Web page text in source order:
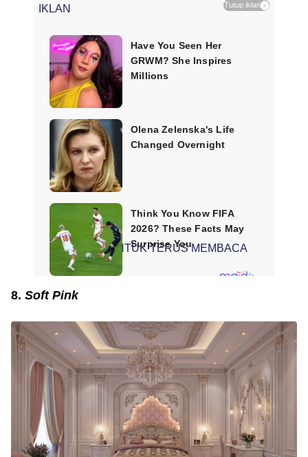
IKLAN Tutup iklan ×
SCROLL UNTUK TERUS MEMBACA
8. Soft Pink